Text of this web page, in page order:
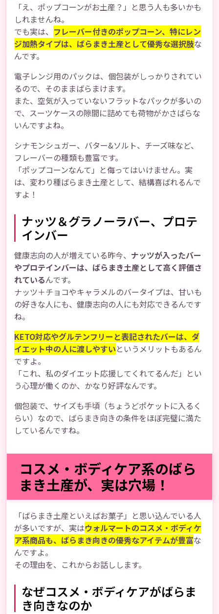
「え、ポップコーンがお土産？」と思う人も多いかも
しれませんね。
でも実は、 フレーバー付きのポップコーン、特にレン
ジ加熱タイプは、ばらまき土産として優秀な選択肢な
んです。
電子レンジ用のパックは、個包装がしっかりされてい
るので、そのままばらまけます。
また、空気が入っていないフラットなパックが多いの
で、スーツケースの隙間に詰めても荷物がかさばらな
いんですよね。
シナモンシュガー、バター&ソルト、チーズ味など、
フレーバーの種類も豊富です。
「ポップコーンなんて」と侮ってはいけません。実
は、変わり種ばらまき土産として、結構喜ばれるんで
すよ！
ナッツ＆グラノーラバー、プロテ
インバー
健康志向の人が増えている昨今、 ナッツが入ったバー
やプロテインバーは、ばらまき土産として高く評価さ
れているんです。
ナッツ＋チョコやキャラメルのバータイプは、甘いも
の好きな人にも、健康志向の人にも対応できるんです
ね。
KETO対応やグルテンフリーと表記されたバーは、ダ
イエット中の人に渡しやすいというメリットもあるん
ですよ。
「これ、私のダイエット応援してくれてるんだ」とい
う心理が働くのか、かなり好評なんです。
個包装で、サイズも手頃（ちょうどポケットに入るく
らい）なので、ばらまき向きの条件をほぼ完璧に満た
しているんですね。
コスメ・ボディケア系のばら
まき土産が、実は穴場！
「ばらまき土産といえばお菓子」と思い込んでいる人
が多いですが、実はウォルマートのコスメ・ボディケ
ア系商品も、ばらまき向きの優秀なアイテムが豊富な
んですよ。
その理由を、これからお話しします。
なぜコスメ・ボディケアがばらま
き向きなのか